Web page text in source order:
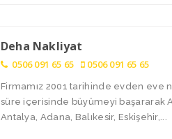
Deha Nakliyat
0506 091 65 65 0506 091 65 65
Firmamız 2001 tarihinde evden eve
süre içerisinde büyümeyi başararak
Antalya, Adana, Balıkesir, Eskişehir,...